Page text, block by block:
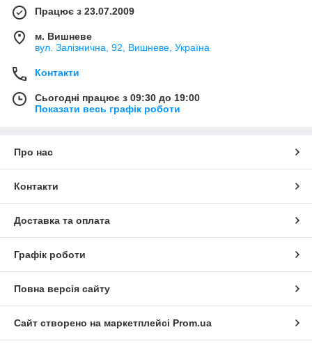
Працює з 23.07.2009
м. Вишневе
вул. Залізнична, 92, Вишневе, Україна
Контакти
Сьогодні працює з 09:30 до 19:00
Показати весь графік роботи
Про нас
Контакти
Доставка та оплата
Графік роботи
Повна версія сайту
Сайт створено на маркетплейсі Prom.ua